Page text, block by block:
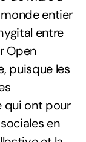
entier
entre
Open
puisque les
qui ont pour
en